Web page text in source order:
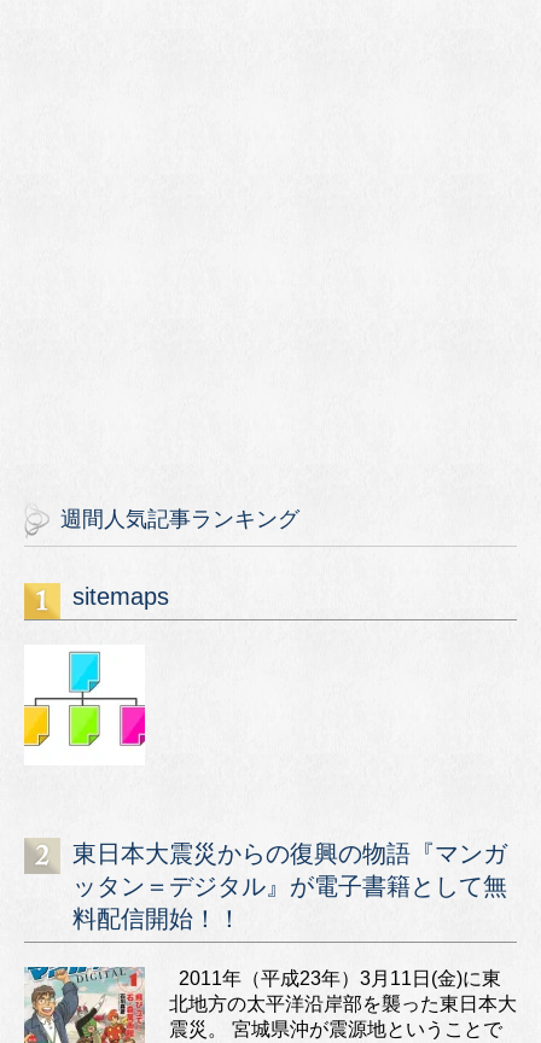
週間人気記事ランキング
sitemaps
東日本大震災からの復興の物語『マンガ
ッタン＝デジタル』が電子書籍として無
料配信開始！！
2011年（平成23年）3月11日(金)に東
北地方の太平洋沿岸部を襲った東日本大
震災。 宮城県沖が震源地ということで